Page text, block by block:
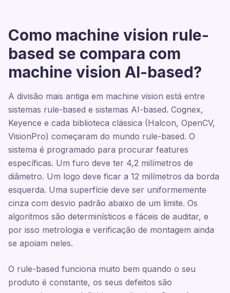
Como machine vision rule-
based se compara com
machine vision AI-based?
A divisão mais antiga em machine vision está entre
sistemas rule-based e sistemas AI-based. Cognex,
Keyence e cada biblioteca clássica (Halcon, OpenCV,
VisionPro) começaram do mundo rule-based. O
sistema é programado para procurar features
específicas. Um furo deve ter 4,2 milímetros de
diâmetro. Um logo deve ficar a 12 milímetros da borda
esquerda. Uma superfície deve ser uniformemente
cinza com desvio padrão abaixo de um limite. Os
algoritmos são determinísticos e fáceis de auditar, e
por isso metrologia e verificação de montagem ainda
se apoiam neles.
O rule-based funciona muito bem quando o seu
produto é constante, os seus defeitos são